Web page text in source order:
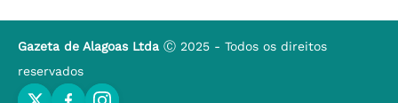
Gazeta de Alagoas Ltda Ⓒ 2025 - Todos os direitos
reservados